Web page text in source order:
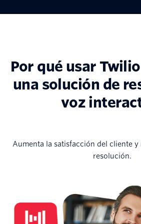
Por qué usar
una solución de
voz
Aumenta la satisfacción del cliente
resolución.